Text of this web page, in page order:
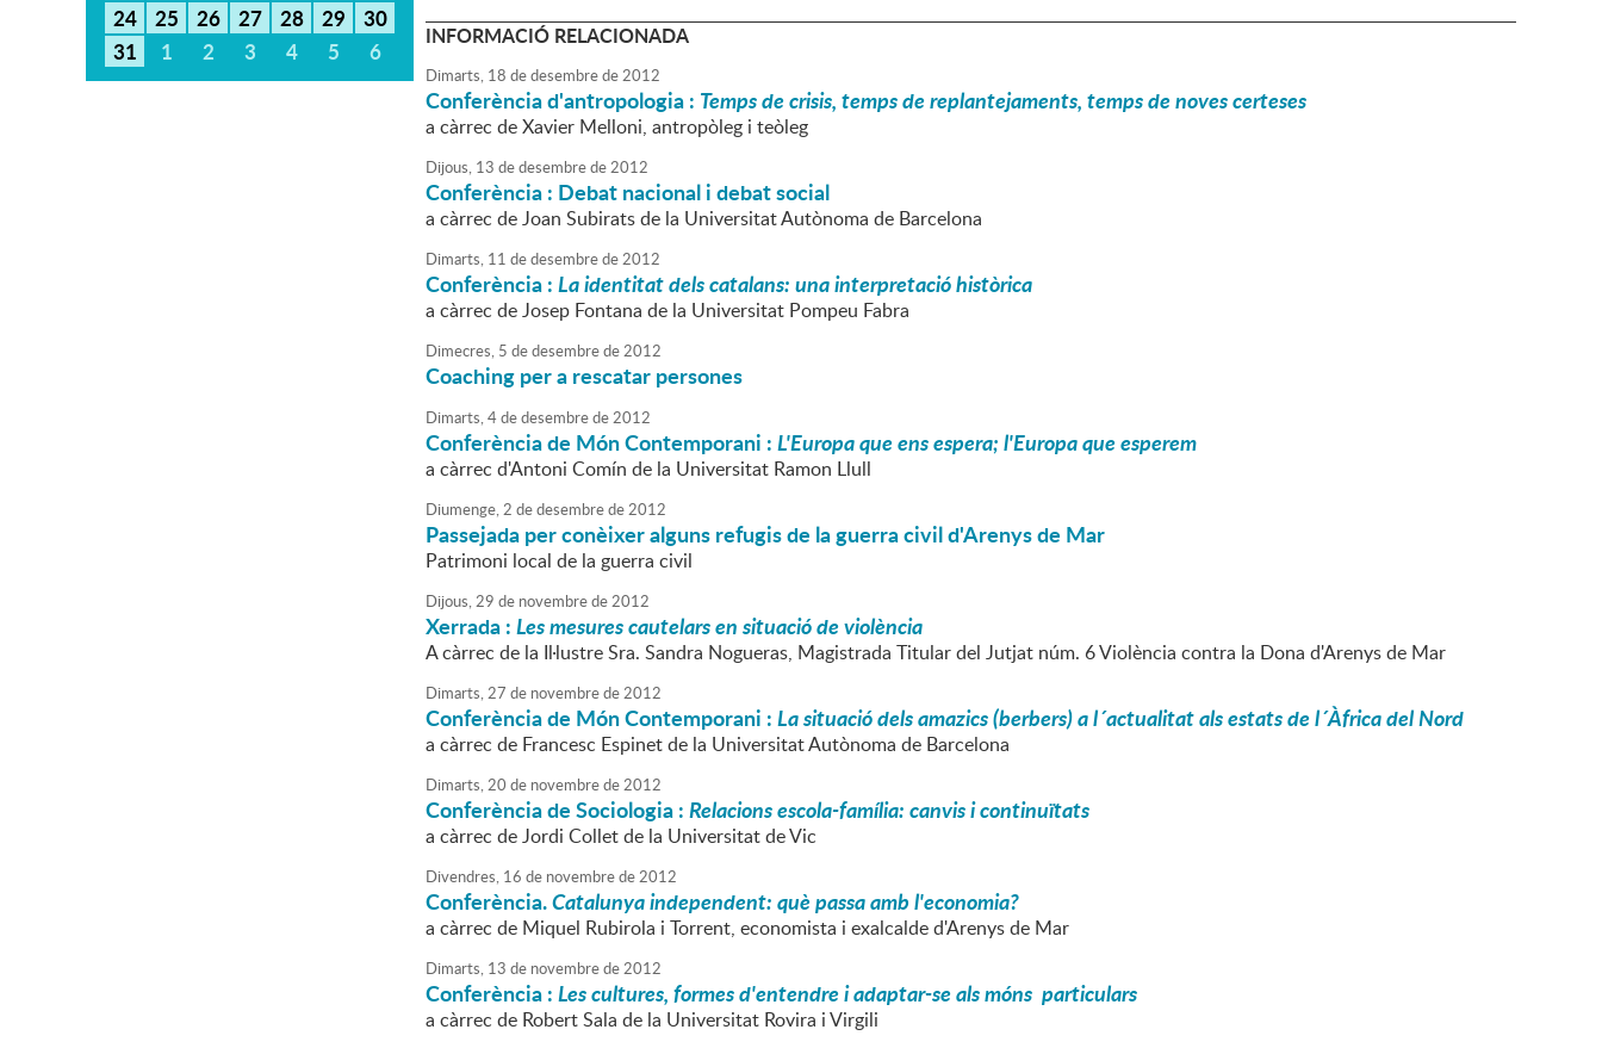
24
25 26 27 28 29
30
31
1 2 3 4 5 6
INFORMACIÓ RELACIONADA
Dimarts, 18 dedesembrede2012
Conferència d'antropologia : Temps de crisis, temps de replantejaments, temps de noves certeses
a càrrec de Xavier Melloni, antropòleg i teòleg
Dijous, 13 dedesembrede2012
Conferència : Debat nacional i debat social
a càrrec de Joan Subirats de la Universitat Autònoma de Barcelona
Dimarts, 11 dedesembrede2012
Conferència :La identitat dels catalans: una interpretació històrica
a càrrec de Josep Fontana de la Universitat Pompeu Fabra
Dimecres, 5 dedesembrede2012
Coaching per a rescatar persones
Dimarts,4dedesembrede2012
Conferència de Món Contemporani :L'Europa que ens espera; l'Europa que esperem
a càrrec d'Antoni Comín de la Universitat Ramon Llull
Diumenge,2 dedesembrede2012
Passejada per conèixer alguns refugis de la guerra civil d'Arenys de Mar
Patrimoni local de la guerra civil
Dijous,29 de novembrede2012
Xerrada :Les mesures cautelars en situació de violència
A càrrec de la Il·lustre Sra. Sandra Nogueras, Magistrada Titular del Jutjat núm. 6 Violència contra la Dona d'Arenys de Mar
Dimarts,27 de novembrede2012
Conferència de Món Contemporani :La situació dels amazics (berbers) a l´actualitat als estats de l´Àfrica del Nord
a càrrec de Francesc Espinet de la Universitat Autònoma de Barcelona
Dimarts,20 de novembrede2012
Conferència de Sociologia :Relacions escola-família: canvis i continuïtats
a càrrec de Jordi Collet de la Universitat de Vic
Divendres, 16 de novembrede2012
Conferència.Catalunya independent: què passa amb l'economia?
a càrrec de Miquel Rubirola i Torrent, economista i exalcalde d'Arenys de Mar
Dimarts, 13 de novembrede2012
Conferència :Lescultures, formes d'entendre i adaptar-se als móns particulars
a càrrec de Robert Sala de la Universitat Rovira i Virgili